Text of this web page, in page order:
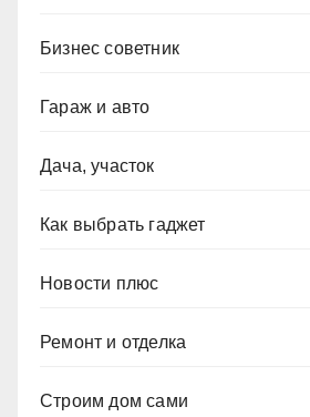
Бизнес советник
Гараж и авто
Дача, участок
Как выбрать гаджет
Новости плюс
Ремонт и отделка
Строим дом сами